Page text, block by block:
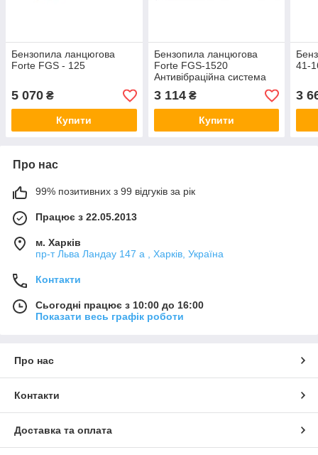
Бензопила ланцюгова
Forte FGS - 125
5 070 ₴
Купити
Бензопила ланцюгова
Forte FGS-1520
Антивібраційна система
3 114₴
Купити
41-
3
Про нас
99% позитивних з 99 відгуків за рік
Працює з 22.05.2013
м. Харків
пр-т Льва Ландау 147 а , Харків, Україна
Контакти
Сьогодні працює з 10:00 до 16:00
Показати весь графік роботи
Про нас
Контакти
Доставка та оплата